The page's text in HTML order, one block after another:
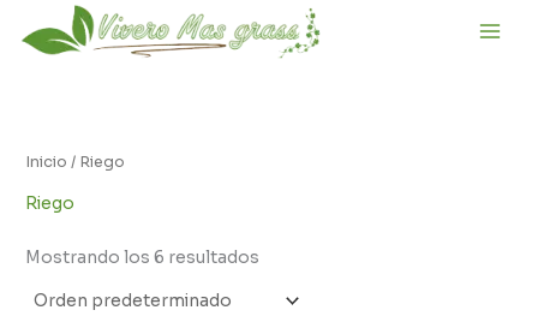
Inicio / Riego
Riego
Mostrando los 6 resultados